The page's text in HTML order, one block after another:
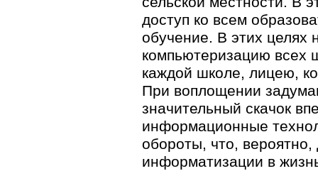
доступ ко всем
обучение. В этих целях
компьютеризацию всех
каждой школе, лицею,
При воплощении
значительный скачок
информационные
обороты, что,
информатизации в